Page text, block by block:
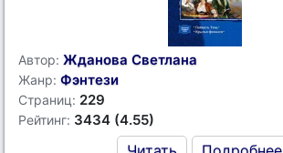
Автор: Жданова Светлана
Жанр: Фэнтези
Страниц: 229
Рейтинг: 3434 (4.55)